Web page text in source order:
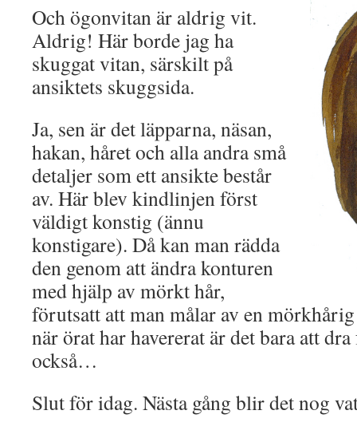
Och ögonvitan är aldrig vit.
Aldrig! Här borde jag ha
skuggat vitan, särskilt på
ansiktets skuggsida.
Ja, sen är det läpparna, näsan,
hakan, håret och alla andra små
detaljer som ett ansikte består
av. Här blev kindlinjen först
väldigt konstig (ännu
konstigare). Då kan man rädda
den genom att ändra konturen
med hjälp av mörkt hår,
förutsatt att man målar av en
när örat har havererat är det bara att
också…
Slut för idag. Nästa gång blir det nog